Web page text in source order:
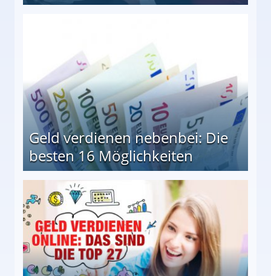
Geld verdienen nebenbei: Die
besten 16 Möglichkeiten